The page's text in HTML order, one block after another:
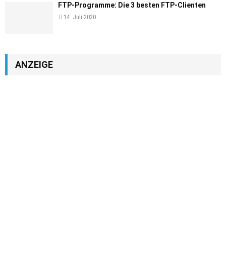
FTP-Programme: Die 3 besten FTP-Clienten
14. Juli 2020
ANZEIGE